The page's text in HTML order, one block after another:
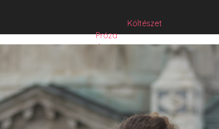
Költészet
Próza
Műfordítás
Folyó/irat/mentés
Sorozat
Hibrid
Hasznos szöveg